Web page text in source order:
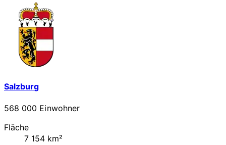
Salzburg
568 000 Einwohner
Fläche
7 154 km²